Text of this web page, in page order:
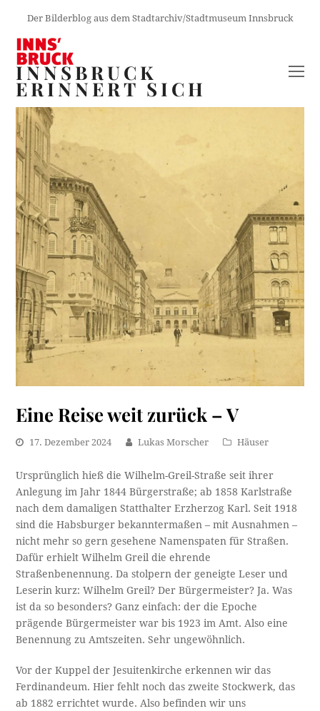
Der Bilderblog aus dem Stadtarchiv/Stadtmuseum Innsbruck
INNSBRUCK
ERINNERT SICH
Eine Reise weit zurück – V
17. Dezember 2024 Lukas Morscher Häuser
Ursprünglich hieß die Wilhelm-Greil-Straße seit ihrer
Anlegung im Jahr 1844 Bürgerstraße; ab 1858 Karlstraße
nach dem damaligen Statthalter Erzherzog Karl. Seit 1918
sind die Habsburger bekanntermaßen – mit Ausnahmen –
nicht mehr so gern gesehene Namenspaten für Straßen.
Dafür erhielt Wilhelm Greil die ehrende
Straßenbenennung. Da stolpern der geneigte Leser und
Leserin kurz: Wilhelm Greil? Der Bürgermeister? Ja. Was
ist da so besonders? Ganz einfach: der die Epoche
prägende Bürgermeister war bis 1923 im Amt. Also eine
Benennung zu Amtszeiten. Sehr ungewöhnlich.
Vor der Kuppel der Jesuitenkirche erkennen wir das
Ferdinandeum. Hier fehlt noch das zweite Stockwerk, das
ab 1882 errichtet wurde. Also befinden wir uns